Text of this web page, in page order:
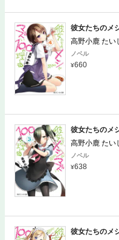
彼女たちのメ
高野小鹿 たい
ノベル
660
彼女たちのメ
高野小鹿 たい
ノベル
638
彼女たちのメ